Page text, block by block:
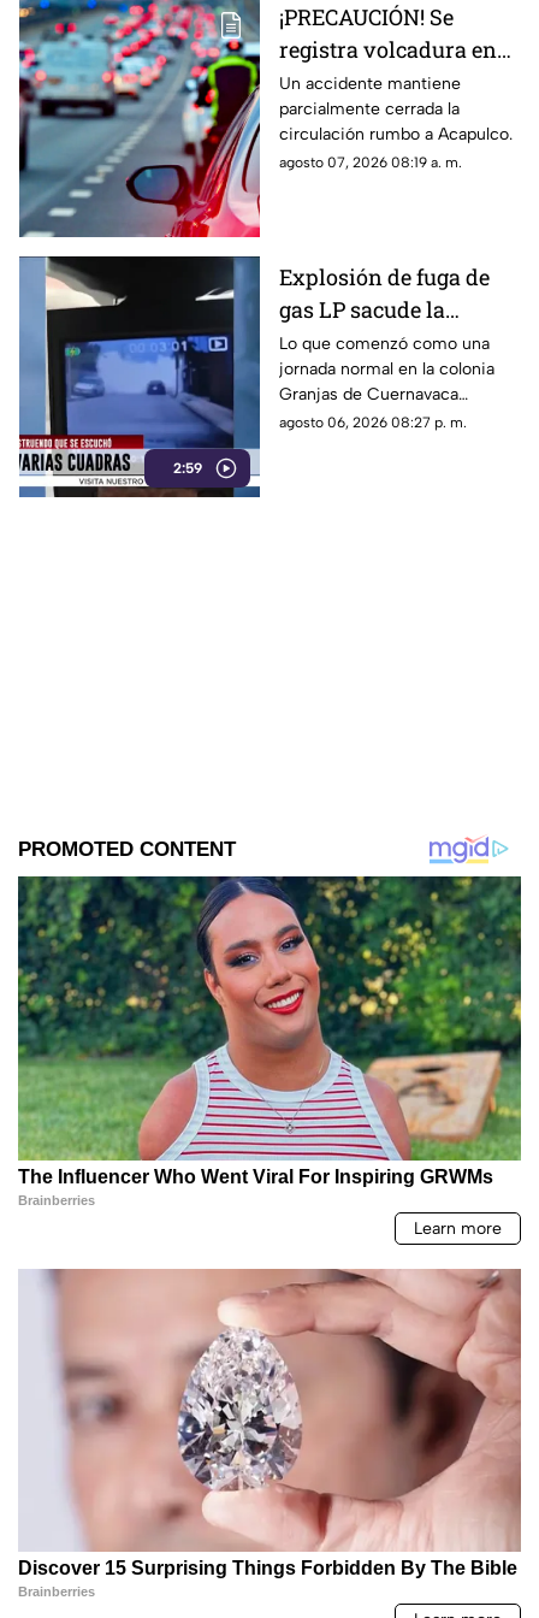
¡PRECAUCIÓN! Se
registra volcadura en
la autopista
Cuernavaca-Acapulco
Un accidente mantiene
parcialmente cerrada la
circulación rumbo a Acapulco.
agosto 07, 2026 08:19 a. m.
2:59
Explosión de fuga de
gas LP sacude la
colonia Las Granjas
Lo que comenzó como una
jornada normal en la colonia
Granjas de Cuernavaca
terminó en una movilización
agosto 06, 2026 08:27 p. m.